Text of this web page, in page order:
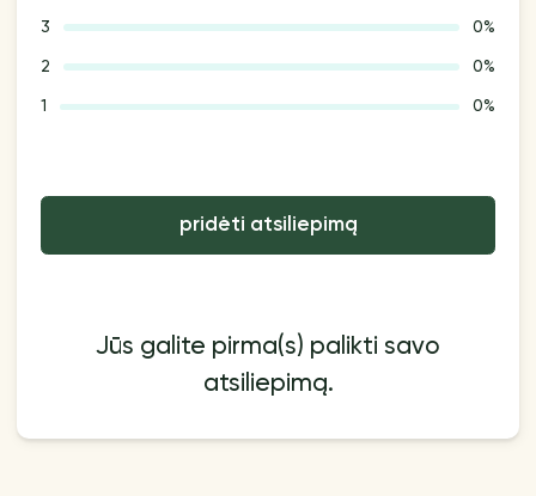
3 0%
2 0%
1 0%
pridėti atsiliepimą
Jūs galite pirma(s) palikti savo
atsiliepimą.